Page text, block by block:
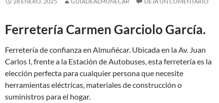
Ferretería Carmen Garciolo García.
Ferretería de confianza en Almuñécar. Ubicada en la Av. Juan
Carlos I, frente a la Estación de Autobuses, esta ferretería es la
elección perfecta para cualquier persona que necesite
herramientas eléctricas, materiales de construcción o
suministros para el hogar.